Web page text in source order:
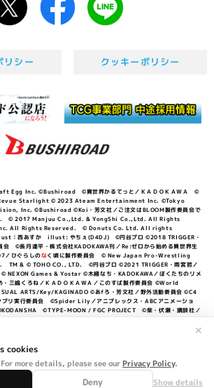
cookies
more details, please see our Privacy Policy.
Deny Show details
✕
リシー クッキーポリシー
Egg Inc. ©Bushiroad ©異世界かるてっと／ＫＡＤＯＫＡＷＡ ©
Starlight © 2023 Ateam Entertainment Inc. ©Tokyo
Inc. ©Bushiroad ©Koi・芳文社／ご注文はBLOOM製作委員会で
© 2017 Manjuu Co.,Ltd. & YongShi Co.,Ltd. All Rights
All Rights Reserved. © Donuts Co. Ltd. All rights
西あすか illust: やちぇ(D4DJ) ©円谷プロ ©2018 TRIGGER・
会 ©長月達平・株式会社KADOKAWA刊／Re:ゼロから始める異世界生
／ひぐらしのなく頃に製作委員会 © New Japan Pro-Wrestling
& © TOHO CO., LTD. ©円谷プロ ©2021 TRIGGER・雨宮哲／
NEXON Games & Yostar ©木緒なち・KADOKAWA／ぼくたちのリメ
三嶋くろね／ＫＡＤＯＫＡＷＡ／このすば製作委員会 ©World
ARTS/Key/KAGINADO ©あfろ・芳文社／野外活動委員会 ©C4
リ実行委員会 ©Spider Lily／アニプレックス・ABCアニメーショ
©TYPE-MOON / FGC PROJECT ©柴・伏瀬・講談社／
君のことが大大大大大好きな製作委員会 ©IIS-P／ぽんのみち製作委
・雨宮哲／「劇場版グリッドマンユニバース」製作委員会 © NEXON
ェクトラブライブ！蓮ノ空女学院スクールアイドルクラブ ©「勇気爆